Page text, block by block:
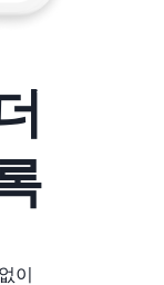
이